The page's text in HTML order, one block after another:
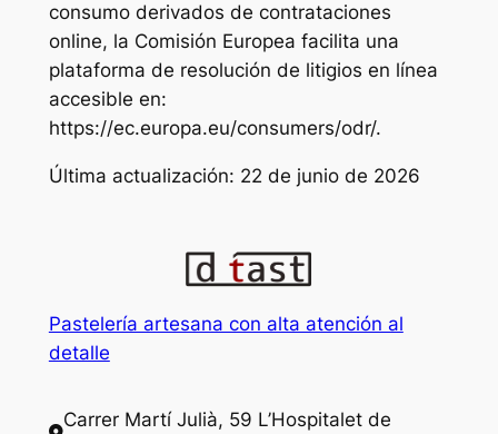
consumo derivados de contrataciones
online, la Comisión Europea facilita una
plataforma de resolución de litigios en línea
accesible en:
https://ec.europa.eu/consumers/odr/.
Última actualización: 22 de junio de 2026
Pastelería artesana con alta atención al
detalle
Carrer Martí Julià, 59 L’Hospitalet de